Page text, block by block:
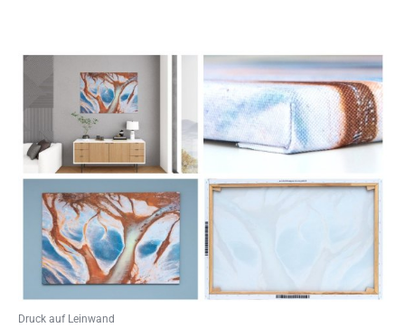
Druck auf Leinwand